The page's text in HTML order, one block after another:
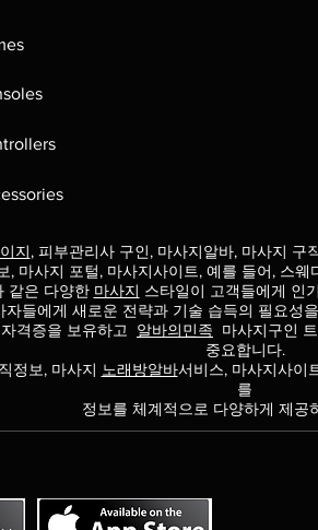
지, 피부관리사 구인, 마사지알바, 마사지 구
, 마사지 포털, 마사지사이트, 예를 들어, 스웨
같은 다양한 마사지 스타일이 고객들에게 인
자들에게 새로운 전략과 기술 습득의 필요성
격증을 보유하고 알바의민족 마사지구인
중요합니다.
정보, 마사지 노래방알바서비스, 마사지사이
를
정보를 체계적으로 다양하게 제공